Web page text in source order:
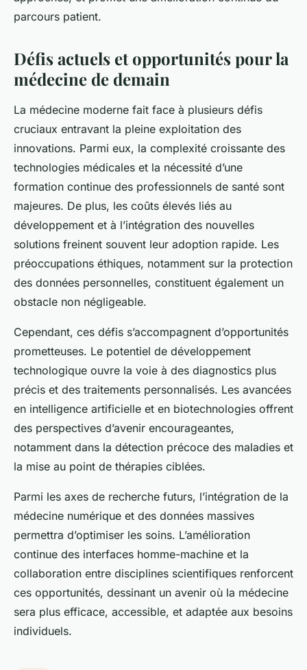
parcours patient.
Défis actuels et opportunités pour la
médecine de demain
La médecine moderne fait face à plusieurs défis
cruciaux entravant la pleine exploitation des
innovations. Parmi eux, la complexité croissante des
technologies médicales et la nécessité d’une
formation continue des professionnels de santé sont
majeures. De plus, les coûts élevés liés au
développement et à l’intégration des nouvelles
solutions freinent souvent leur adoption rapide. Les
préoccupations éthiques, notamment sur la protection
des données personnelles, constituent également un
obstacle non négligeable.
Cependant, ces défis s’accompagnent d’opportunités
prometteuses. Le potentiel de développement
technologique ouvre la voie à des diagnostics plus
précis et des traitements personnalisés. Les avancées
en intelligence artificielle et en biotechnologies offrent
des perspectives d’avenir encourageantes,
notamment dans la détection précoce des maladies et
la mise au point de thérapies ciblées.
Parmi les axes de recherche futurs, l’intégration de la
médecine numérique et des données massives
permettra d’optimiser les soins. L’amélioration
continue des interfaces homme-machine et la
collaboration entre disciplines scientifiques renforcent
ces opportunités, dessinant un avenir où la médecine
sera plus efficace, accessible, et adaptée aux besoins
individuels.